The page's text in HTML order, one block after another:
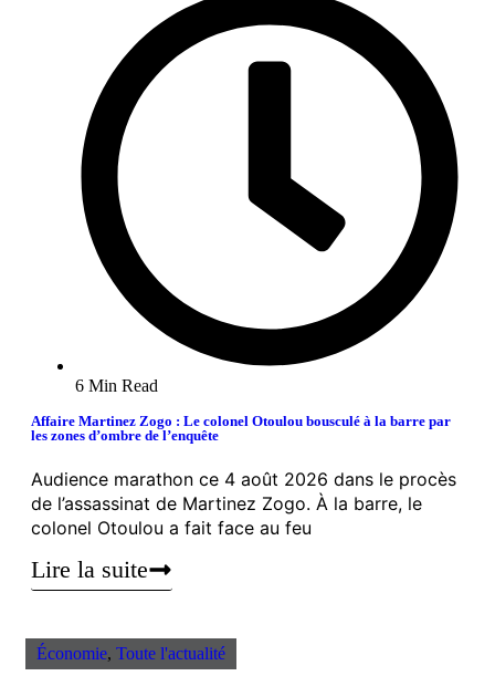
6 Min Read
Affaire Martinez Zogo : Le colonel Otoulou bousculé à la barre par
les zones d’ombre de l’enquête
Audience marathon ce 4 août 2026 dans le procès
de l’assassinat de Martinez Zogo. À la barre, le
colonel Otoulou a fait face au feu
Lire la suite
Économie, Toute l'actualité